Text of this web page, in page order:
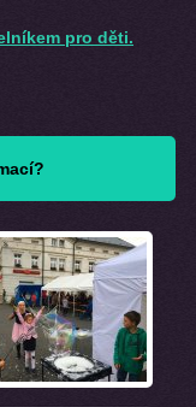
pro děti.